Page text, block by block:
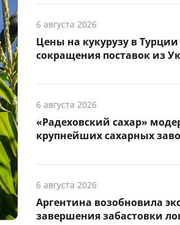
6 августа 2026
Цены на кукурузу в
сокращения поставок из
6 августа 2026
«Радеховский сахар»
крупнейших сахарных
6 августа 2026
Аргентина возобновила
завершения забастовки